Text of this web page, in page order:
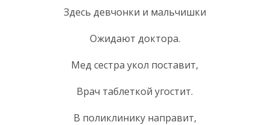
Здесь девчонки и мальчишки
Ожидают доктора.
Мед сестра укол поставит,
Врач таблеткой угостит.
В поликлинику направит,